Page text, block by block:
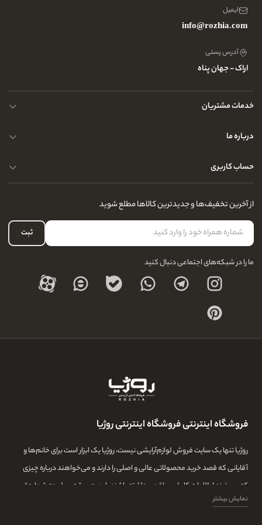
ایمیل
info@rozhia.com
آدرس پستی
اراک - جهان پناه
خدمات مشتریان
حریم خصوصی کاربران
تماس با ما
درباره ما
سوالات متداول
آدرس فروشگاه
نحوه ارسال کالا
نحوه بازگشت کالا
درباره ما
حساب کاربری
لیست علاقه‌مندی
حساب کاربری
از آخرین تخفیف‌ها و جدیدترین کالاها مطلع شوید
ثبت
ما را در شبکه‌های اجتماعی دنبال کنید
فروشگاه اینترنتی فروشگاه اینترنتی روژیا
روژیا تنها یک سایت فروش لوازم‌آرایشی نیست، روژیا یک ابزار است برای خانم‌ها و
آقایانی که قصد خرید محصولاتی عالی و اصلی را دارند و می‌خواهند درباره چیزی
که می‌خرند اطلاعات کامل و واقعی داشته باشند. این همیشه سرلوحه شعارهای
روژیا بوده و ما در این مجموعه تمامی تلاشمان این است که مشتری‌هایمان بتوانند
نمایش بیشتر